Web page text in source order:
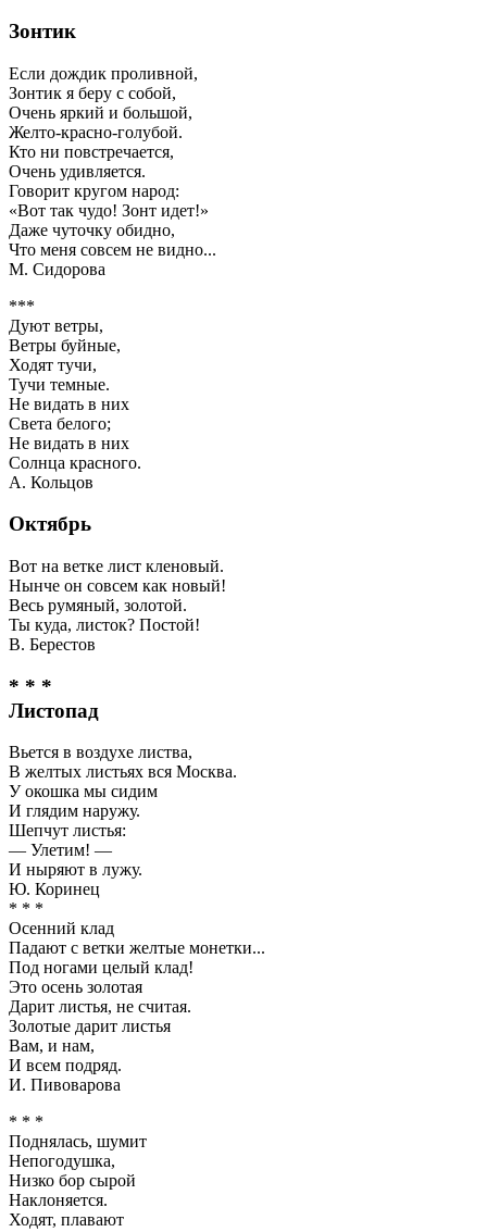
Зонтик
Если дождик проливной,
Зонтик я беру с собой,
Очень яркий и большой,
Желто-красно-голубой.
Кто ни повстречается,
Очень удивляется.
Говорит кругом народ:
«Вот так чудо! Зонт идет!»
Даже чуточку обидно,
Что меня совсем не видно...
М. Сидорова
***
Дуют ветры,
Ветры буйные,
Ходят тучи,
Тучи темные.
Не видать в них
Света белого;
Не видать в них
Солнца красного.
А. Кольцов
Октябрь
Вот на ветке лист кленовый.
Нынче он совсем как новый!
Весь румяный, золотой.
Ты куда, листок? Постой!
В. Берестов
* * *
Листопад
Вьется в воздухе листва,
В желтых листьях вся Москва.
У окошка мы сидим
И глядим наружу.
Шепчут листья:
— Улетим! —
И ныряют в лужу.
Ю. Коринец
* * *
Осенний клад
Падают с ветки желтые монетки...
Под ногами целый клад!
Это осень золотая
Дарит листья, не считая.
Золотые дарит листья
Вам, и нам,
И всем подряд.
И. Пивоварова
* * *
Поднялась, шумит
Непогодушка,
Низко бор сырой
Наклоняется.
Ходят, плавают